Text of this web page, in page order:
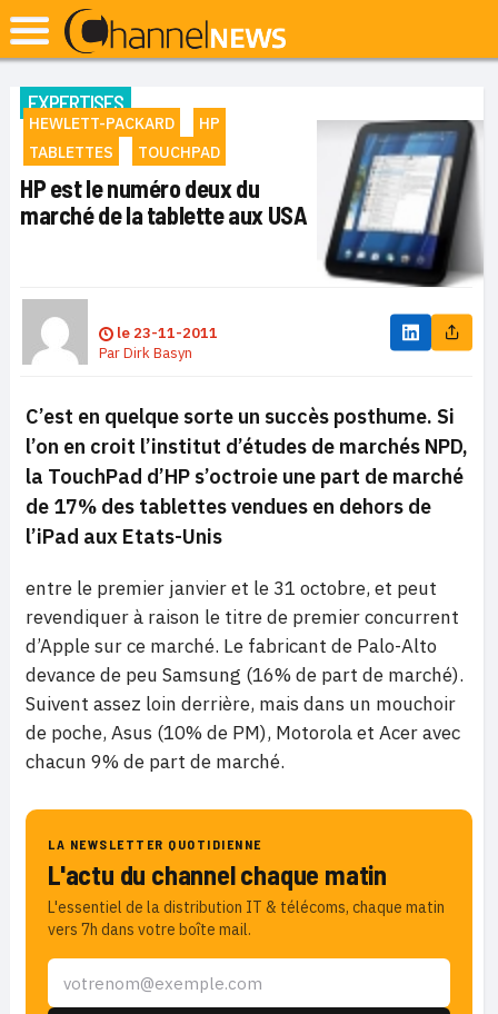
EXPERTISES
HEWLETT-PACKARD
HP
TABLETTES
TOUCHPAD
HP est le numéro deux du
marché de la tablette aux USA
le 23-11-2011
ParDirk Basyn
C’est en quelque sorte un succès posthume. Si
l’on en croit l’institut d’études de marchés NPD,
la TouchPad d’HP s’octroie une part de marché
de 17% des tablettes vendues en dehors de
l’iPad aux Etats-Unis
entre le premier janvier et le 31 octobre, et peut
revendiquer à raison le titre de premier concurrent
d’Apple sur ce marché. Le fabricant de Palo-Alto
devance de peu Samsung (16% de part de marché).
Suivent assez loin derrière, mais dans un mouchoir
de poche, Asus (10% de PM), Motorola et Acer avec
chacun 9% de part de marché.
LA NEWSLETTER QUOTIDIENNE
L'actu du channel chaque matin
L'essentiel de la distribution IT & télécoms, chaque matin
vers 7h dans votre boîte mail.